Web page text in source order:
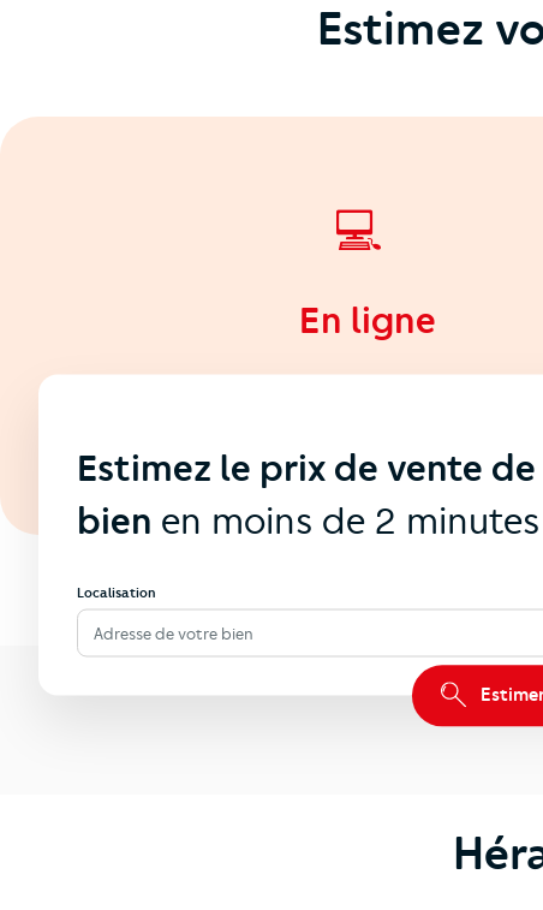
Estimez
💻
En ligne
Estimez le prix de vente
bien en moins de 2 minutes
Localisation
Adresse de votre bien